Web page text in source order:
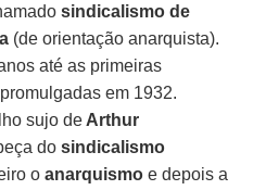
sindicalismo de
(de orientação anarquista).
até as primeiras
em 1932.
sujo de Arthur
do sindicalismo
oanarquismo e depois a